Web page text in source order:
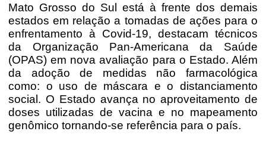
Mato Grosso do Sul está à frente dos demais
estados em relação a tomadas de ações para o
enfrentamento à Covid-19, destacam técnicos
da Organização Pan-Americana da Saúde
(OPAS) em nova avaliação para o Estado. Além
da adoção de medidas não farmacológica
como: o uso de máscara e o distanciamento
social. O Estado avança no aproveitamento de
doses utilizadas de vacina e no mapeamento
genômico tornando-se referência para o país.